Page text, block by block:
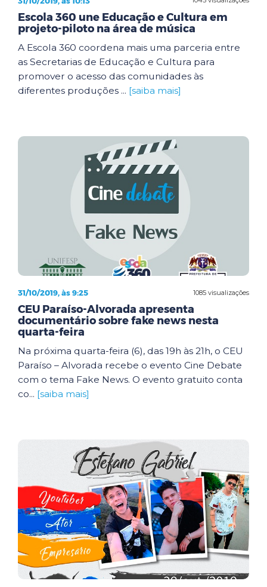
Escola 360 une Educação e Cultura em
projeto-piloto na área de música
A Escola 360 coordena mais uma parceria entre
as Secretarias de Educação e Cultura para
promover o acesso das comunidades às
diferentes produções ... [saiba mais]
1085 visualizações
31/10/2019, às 9:25
CEU Paraíso-Alvorada apresenta
documentário sobre fake news nesta
quarta-feira
Na próxima quarta-feira (6), das 19h às 21h, o CEU
Paraíso – Alvorada recebe o evento Cine Debate
com o tema Fake News. O evento gratuito conta
co... [saiba mais]